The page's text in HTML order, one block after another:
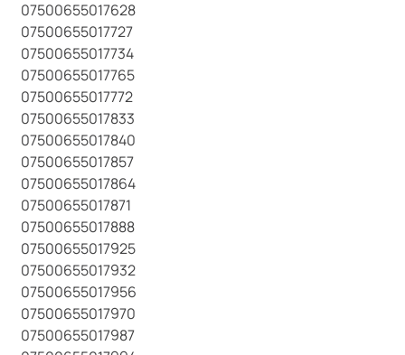
07500655017628
07500655017727
07500655017734
07500655017765
07500655017772
07500655017833
07500655017840
07500655017857
07500655017864
07500655017871
07500655017888
07500655017925
07500655017932
07500655017956
07500655017970
07500655017987